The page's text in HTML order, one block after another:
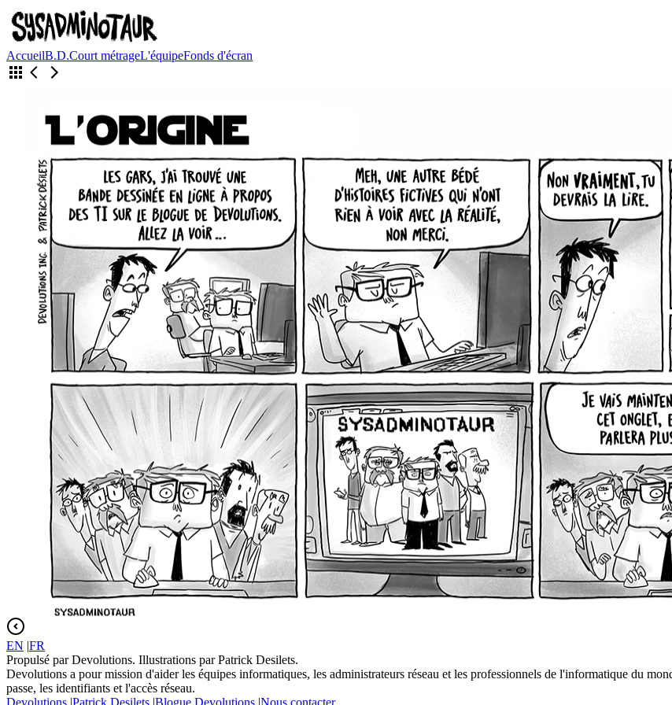
AccueilB.D.Court métrageL'équipeFonds d'écran
EN |FR
Propulsé par Devolutions. Illustrations par Patrick Desilets.
Devolutions a pour mission d'aider les équipes informatiques, les administrateurs réseau et les professionnels de l'informatique du
passe, les identifiants et l'accès réseau.
Devolutions |Patrick Desilets |Blogue Devolutions |Nous contacter